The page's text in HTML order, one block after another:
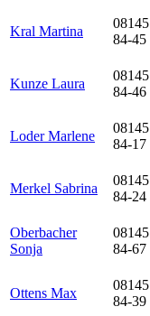
Kral Martina
08145
84-45
Kunze Laura
08145
84-46
Loder Marlene
08145
84-17
Merkel Sabrina
08145
84-24
Oberbacher
Sonja
08145
84-67
Ottens Max
08145
84-39